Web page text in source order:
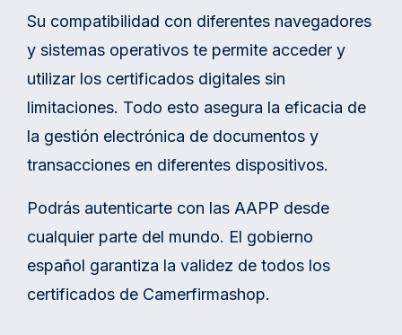
Su compatibilidad con diferentes navegadores
y sistemas operativos te permite acceder y
utilizar los certificados digitales sin
limitaciones. Todo esto asegura la eficacia de
la gestión electrónica de documentos y
transacciones en diferentes dispositivos.
Podrás autenticarte con las AAPP desde
cualquier parte del mundo. El gobierno
español garantiza la validez de todos los
certificados de Camerfirmashop.